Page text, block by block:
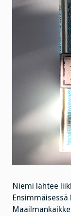
Niemi lähtee